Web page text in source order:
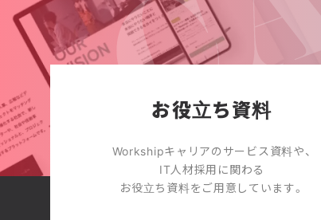
お役立ち資料
Workshipキャリアのサービス資料や、
IT人材採用に関わる
お役立ち資料をご用意しています。